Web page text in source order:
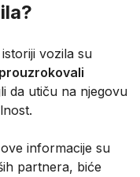
vozila su
da utiču na njegovu
informacije su
partnera, biće